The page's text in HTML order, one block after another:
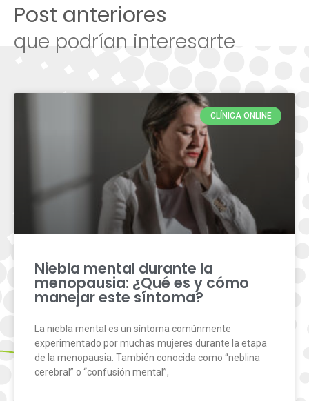
Post anteriores
que podrían interesarte
CLÍNICA ONLINE
Niebla mental durante la
menopausia: ¿Qué es y cómo
manejar este síntoma?
La niebla mental es un síntoma comúnmente
experimentado por muchas mujeres durante la etapa
de la menopausia. También conocida como “neblina
cerebral” o “confusión mental”,